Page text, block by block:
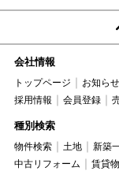
会社情報
トップページ お知らせ
採用情報
会員登録
種別検索
物件検索 土地 新築
中古リフォーム
賃貸